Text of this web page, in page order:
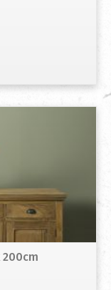
200cm